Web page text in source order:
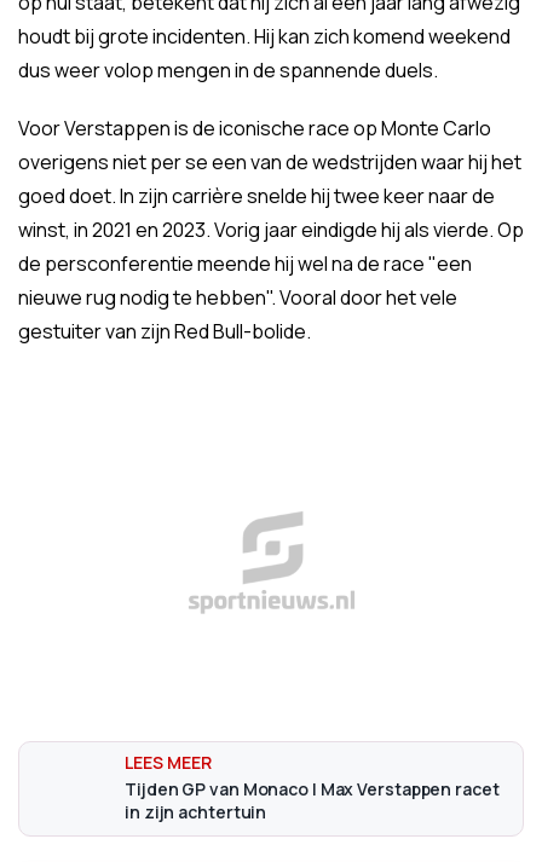
houdt bij grote incidenten. Hij kan zich komend weekend
dus weer volop mengen in de spannende duels.
Voor Verstappen is de iconische race op Monte Carlo
overigens niet per se een van de wedstrijden waar hij het
goed doet. In zijn carrière snelde hij twee keer naar de
winst, in 2021 en 2023. Vorig jaar eindigde hij als vierde. Op
de persconferentie meende hij wel na de race "een
nieuwe rug nodig te hebben". Vooral door het vele
gestuiter van zijn Red Bull-bolide.
Tijden GP van Monaco | Max Verstappen racet
in zijn achtertuin